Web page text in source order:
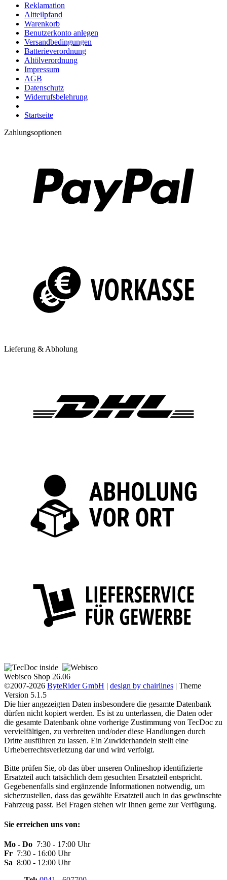
Reklamation
Altteilpfand
Warenkorb
Benutzerkonto anlegen
Versandbedingungen
Batterieverordnung
Altölverordnung
Impressum
AGB
Datenschutz
Widerrufsbelehrung
Startseite
Zahlungsoptionen
Lieferung & Abholung
Webisco Shop 26.06
©2007-2026 ByteRider GmbH | design by chairlines | Theme
Version 5.1.5
Die hier angezeigten Daten insbesondere die gesamte Datenbank
dürfen nicht kopiert werden. Es ist zu unterlassen, die Daten oder
die gesamte Datenbank ohne vorherige Zustimmung von TecDoc zu
vervielfältigen, zu verbreiten und/oder diese Handlungen durch
Dritte ausführen zu lassen. Ein Zuwiderhandeln stellt eine
Urheberrechtsverletzung dar und wird verfolgt.
Bitte prüfen Sie, ob das über unseren Onlineshop identifizierte
Ersatzteil auch tatsächlich dem gesuchten Ersatzteil entspricht.
Gegebenenfalls sind ergänzende Informationen notwendig, um
sicherzustellen, dass das gewählte Ersatzteil auch in das gewünschte
Fahrzeug passt. Bei Fragen stehen wir Ihnen gerne zur Verfügung.
Sie erreichen uns von:
Mo - Do 7:30 - 17:00 Uhr
Fr 7:30 - 16:00 Uhr
Sa 8:00 - 12:00 Uhr